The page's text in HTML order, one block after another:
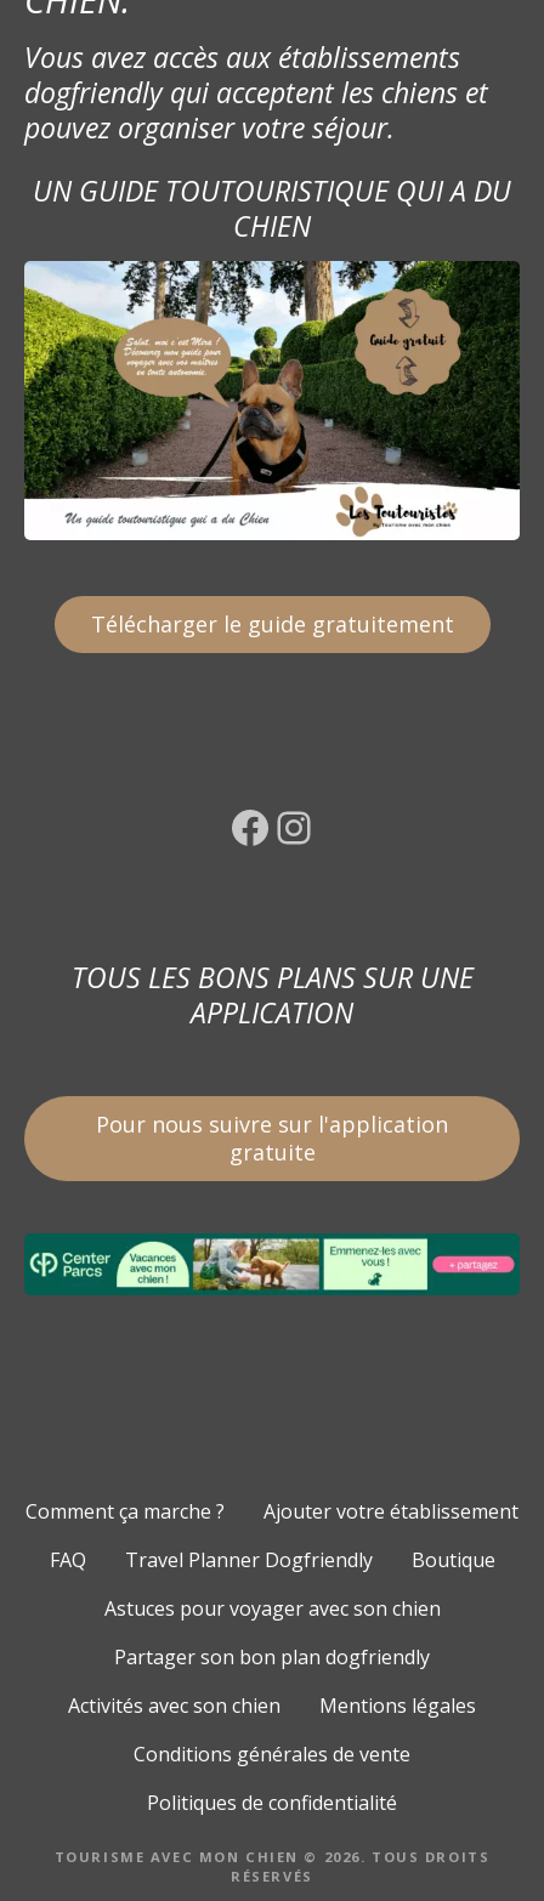
Vous avez accès aux établissements
dogfriendly qui acceptent les chiens et
pouvez organiser votre séjour.
UN GUIDE TOUTOURISTIQUE QUI A DU
CHIEN
Télécharger le guide gratuitement
Facebook Instagram
TOUS LES BONS PLANS SUR UNE
APPLICATION
Pour nous suivre sur l'application
gratuite
Comment ça marche ?
Ajouter votre établissement
FAQ
Travel Planner Dogfriendly
Boutique
Astuces pour voyager avec son chien
Partager son bon plan dogfriendly
Activités avec son chien
Mentions légales
Conditions générales de vente
Politiques de confidentialité
TOURISME AVEC MON CHIEN © 2026. TOUS DROITS
RÉSERVÉS